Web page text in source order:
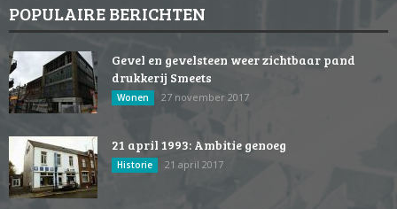
POPULAIRE BERICHTEN
Gevel en gevelsteen weer zichtbaar pand
drukkerij Smeets
Wonen 27 november 2017
21 april 1993: Ambitie genoeg
Historie 21 april 2017